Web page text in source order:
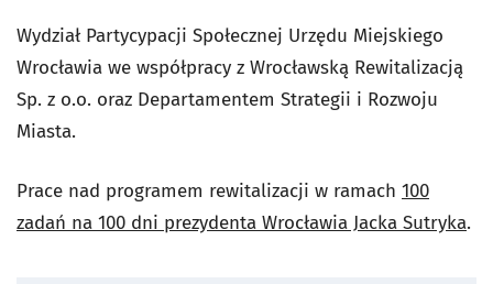
Wydział Partycypacji Społecznej Urzędu Miejskiego
Wrocławia we współpracy z Wrocławską Rewitalizacją
Sp. z o.o. oraz Departamentem Strategii i Rozwoju
Miasta.
Prace nad programem rewitalizacji w ramach 100
zadań na 100 dni prezydenta Wrocławia Jacka Sutryka.